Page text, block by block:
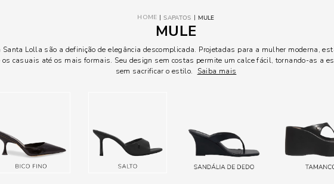
SAPATOS MULE
MULE
Lolla são a definição de elegância descomplicada. Projetadas para a mulher moderna,
os casuais até os mais formais. Seu design sem costas permite um calce fácil, tornando-as a
sem sacrificar o estilo.
Saiba mais